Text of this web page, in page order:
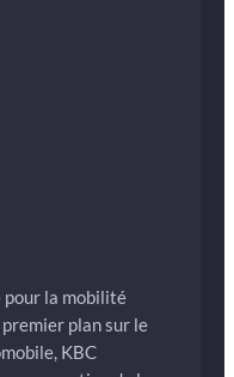
pour la mobilité
plan sur le
KBC